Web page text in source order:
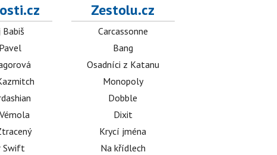
Babiš
Swift
Zestolu.cz
Carcassonne
Bang
Osadníci z Katanu
Monopoly
Dobble
Dixit
Krycí jména
Na křídlech